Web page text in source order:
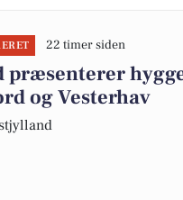
22 timer siden
præsenterer
og Vesterhav